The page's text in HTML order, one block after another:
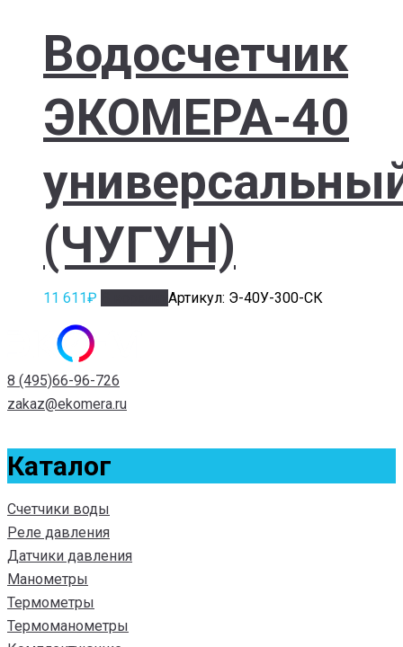
Водосчетчик
ЭКОМЕРА-40
(ЧУГУН)
11 611₽ Артикул: Э-40У-300-СК
8 (495)66-96-726
zakaz@ekomera.ru
Каталог
Счетчики воды
Реле давления
Датчики давления
Манометры
Термометры
Термоманометры